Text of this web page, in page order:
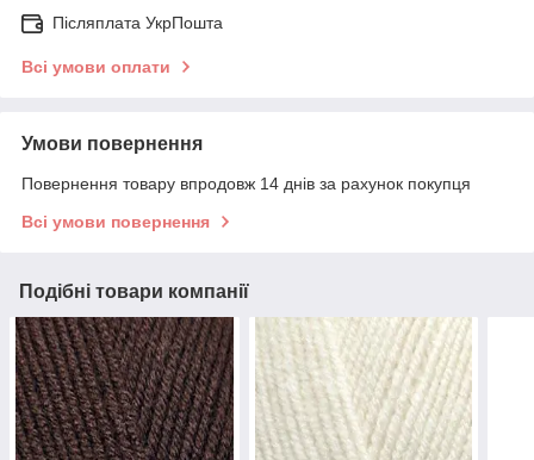
Післяплата УкрПошта
Всі умови оплати
Умови повернення
Повернення товару впродовж 14 днів за рахунок покупця
Всі умови повернення
Подібні товари компанії